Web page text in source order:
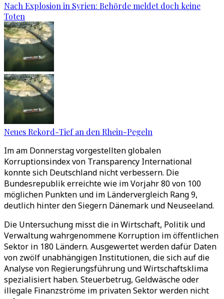
Nach Explosion in Syrien: Behörde meldet doch keine
Toten
Neues Rekord-Tief an den Rhein-Pegeln
Im am Donnerstag vorgestellten globalen
Korruptionsindex von Transparency International
konnte sich Deutschland nicht verbessern. Die
Bundesrepublik erreichte wie im Vorjahr 80 von 100
möglichen Punkten und im Ländervergleich Rang 9,
deutlich hinter den Siegern Dänemark und Neuseeland.
Die Untersuchung misst die in Wirtschaft, Politik und
Verwaltung wahrgenommene Korruption im öffentlichen
Sektor in 180 Ländern. Ausgewertet werden dafür Daten
von zwölf unabhängigen Institutionen, die sich auf die
Analyse von Regierungsführung und Wirtschaftsklima
spezialisiert haben. Steuerbetrug, Geldwäsche oder
illegale Finanzströme im privaten Sektor werden nicht